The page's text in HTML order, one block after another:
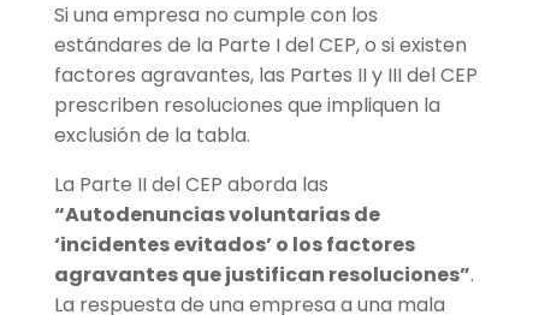
Si una empresa no cumple con los
estándares de la Parte I del CEP, o si existen
factores agravantes, las Partes II y III del CEP
prescriben resoluciones que impliquen la
exclusión de la tabla.
La Parte II del CEP aborda las
“Autodenuncias voluntarias de
‘incidentes evitados’ o los factores
agravantes que justifican resoluciones”.
La respuesta de una empresa a una mala